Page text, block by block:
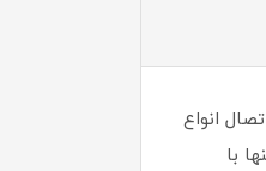
انواع
با